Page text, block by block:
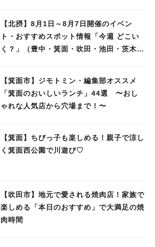
【北摂】8月1日～8月7日開催のイベン
ト・おすすめスポット情報「今週 どこい
く？」（豊中・箕面・吹田・池田・茨木・
【箕面市】ジモトミン・編集部オススメ
「箕面のおいしいランチ」44選 〜おし
ゃれな人気店から穴場まで！〜
【箕面】ちびっ子も楽しめる！親子で涼し
く箕面西公園で川遊び♡
【吹田市】地元で愛される焼肉店！家族で
楽しめる「本日のおすすめ」で大満足の焼
肉時間